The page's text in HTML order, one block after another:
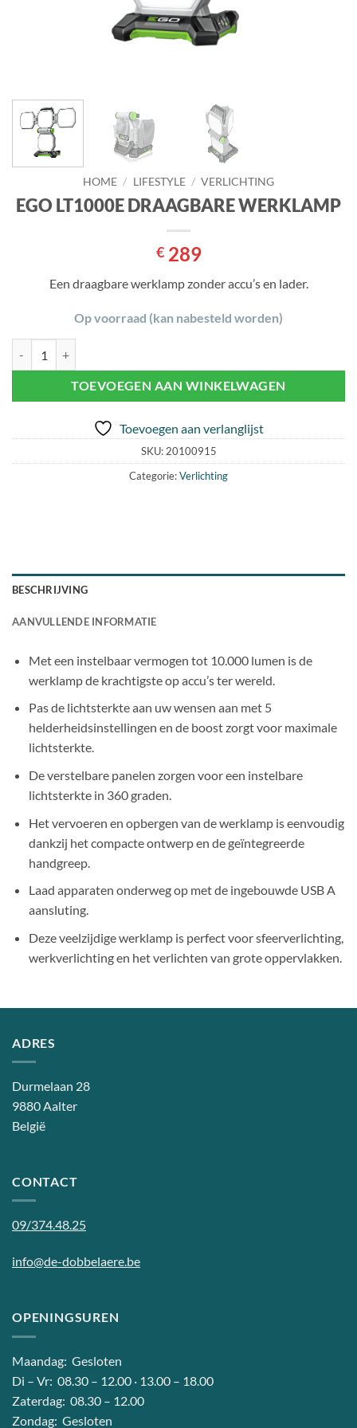
HOME / LIFESTYLE / VERLICHTING
EGO LT1000E DRAAGBARE WERKLAMP
€289
Een draagbare werklamp zonder accu’s en lader.
Op voorraad (kan nabesteld worden)
TOEVOEGEN AAN WINKELWAGEN
Toevoegen aan verlanglijst
SKU: 20100915
Categorie:Verlichting
BESCHRIJVING
AANVULLENDE INFORMATIE
Met een instelbaar vermogen tot 10.000 lumen is de
werklamp de krachtigste op accu’s ter wereld.
Pas de lichtsterkte aan uw wensen aan met 5
helderheidsinstellingen en de boost zorgt voor maximale
lichtsterkte.
De verstelbare panelen zorgen voor een instelbare
lichtsterkte in 360 graden.
Het vervoeren en opbergen van de werklamp is eenvoudig
dankzij het compacte ontwerp en de geïntegreerde
handgreep.
Laad apparaten onderweg op met de ingebouwde USB A
aansluting.
Deze veelzijdige werklamp is perfect voor sfeerverlichting,
werkverlichting en het verlichten van grote oppervlakken.
ADRES
Durmelaan 28
9880 Aalter
België
CONTACT
09/374.48.25
info@de-dobbelaere.be
OPENINGSUREN
Maandag: Gesloten
Di – Vr: 08.30 – 12.00 · 13.00 – 18.00
Zaterdag: 08.30 – 12.00
Zondag: Gesloten